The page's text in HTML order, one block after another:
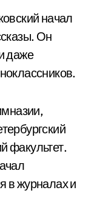
начал
Он
даже
факультет.
в журналах и